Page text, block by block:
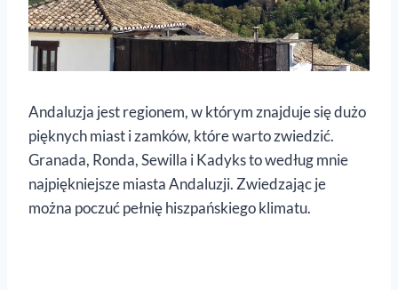
Andaluzja jest regionem, w którym znajduje się dużo
pięknych miast i zamków, które warto zwiedzić.
Granada, Ronda, Sewilla i Kadyks to według mnie
najpiękniejsze miasta Andaluzji. Zwiedzając je
można poczuć pełnię hiszpańskiego klimatu.